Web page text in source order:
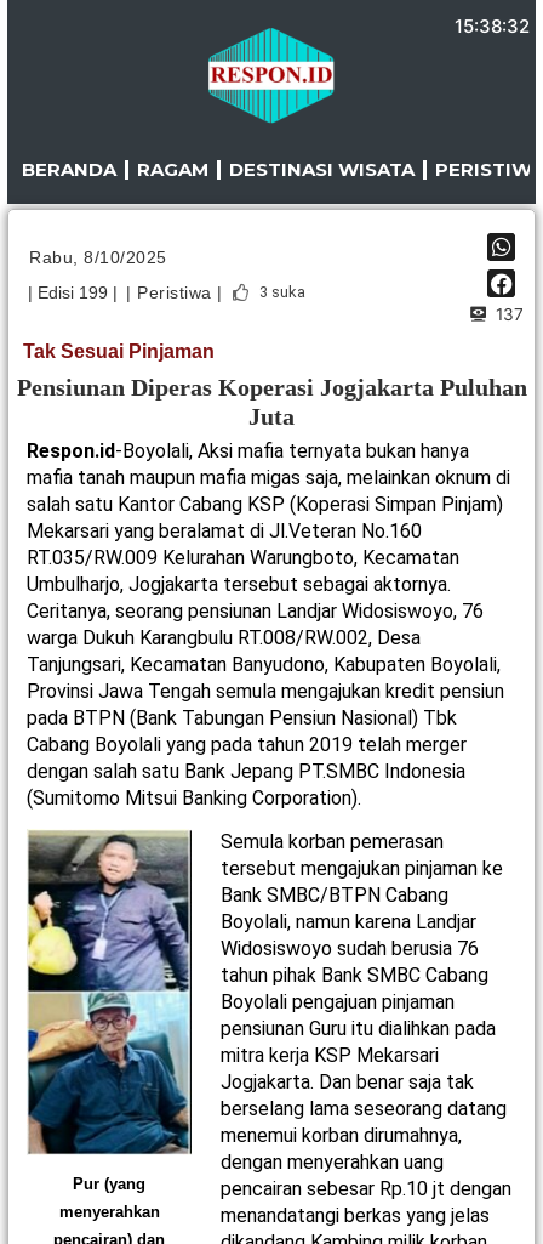
15:38:33
BERANDA RAGAM DESTINASI WISATA PERISTIWA
Rabu, 8/10/2025
| Edisi 199 | | Peristiwa | 3 suka
137
Tak Sesuai Pinjaman
Pensiunan Diperas Koperasi Jogjakarta Puluhan
Juta
Respon.id-Boyolali, Aksi mafia ternyata bukan hanya
mafia tanah maupun mafia migas saja, melainkan oknum di
salah satu Kantor Cabang KSP (Koperasi Simpan Pinjam)
Mekarsari yang beralamat di Jl.Veteran No.160
RT.035/RW.009 Kelurahan Warungboto, Kecamatan
Umbulharjo, Jogjakarta tersebut sebagai aktornya.
Ceritanya, seorang pensiunan Landjar Widosiswoyo, 76
warga Dukuh Karangbulu RT.008/RW.002, Desa
Tanjungsari, Kecamatan Banyudono, Kabupaten Boyolali,
Provinsi Jawa Tengah semula mengajukan kredit pensiun
pada BTPN (Bank Tabungan Pensiun Nasional) Tbk
Cabang Boyolali yang pada tahun 2019 telah merger
dengan salah satu Bank Jepang PT.SMBC Indonesia
(Sumitomo Mitsui Banking Corporation).
Pur (yang
menyerahkan
pencairan) dan
Semula korban pemerasan
tersebut mengajukan pinjaman ke
Bank SMBC/BTPN Cabang
Boyolali, namun karena Landjar
Widosiswoyo sudah berusia 76
tahun pihak Bank SMBC Cabang
Boyolali pengajuan pinjaman
pensiunan Guru itu dialihkan pada
mitra kerja KSP Mekarsari
Jogjakarta. Dan benar saja tak
berselang lama seseorang datang
menemui korban dirumahnya,
dengan menyerahkan uang
pencairan sebesar Rp.10 jt dengan
menandatangi berkas yang jelas